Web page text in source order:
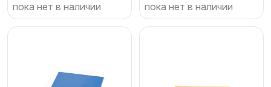
пока нет в наличии пока нет в наличии